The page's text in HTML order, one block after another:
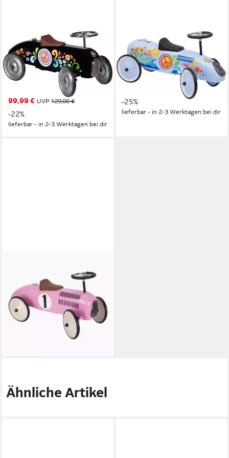
GOKI
Rutscherauto schwarz –
goki66 - mit Lenkrad und
fröhlichen Motiven, Retro-
99,99 € UVP 129,00 €
-22%
lieferbar - in 2-3 Werktagen bei dir
GOKI
Rutscher goki 53770 –
Rutscherfahrzeug – robust,
aus Metall, im Retrodesign
119,00 €
-25%
lieferbar - in 2-3 Werktagen bei dir
Rutscherfahrzeug rosa,
(packung, 1-tlg., unmontiert),
leise und komfortable Fahrten
79,99 €
Ähnliche Artikel